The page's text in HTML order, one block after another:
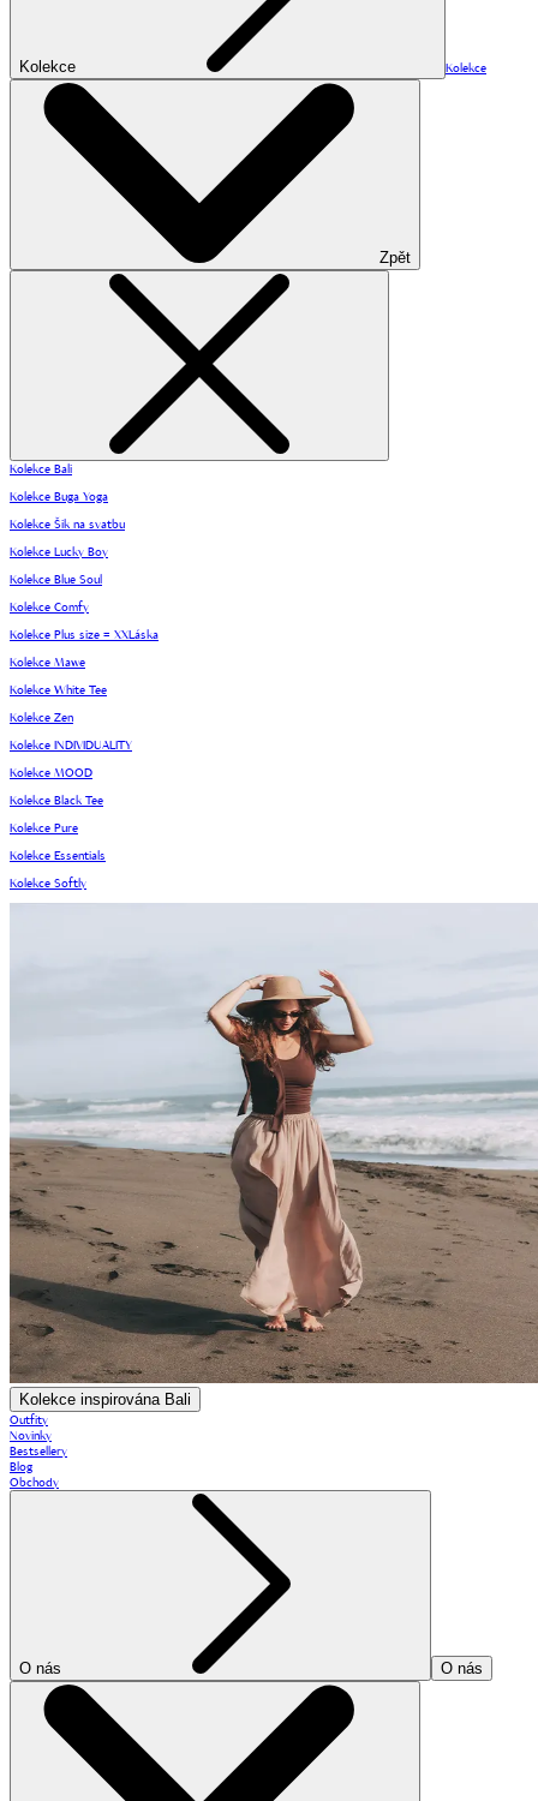
Kolekce Kolekce
Zpět
Kolekce Bali
Kolekce Buga Yoga
Kolekce Šik na svatbu
Kolekce Lucky Boy
Kolekce Blue Soul
Kolekce Comfy
Kolekce Plus size = XXLáska
Kolekce Mawe
Kolekce White Tee
Kolekce Zen
Kolekce INDIVIDUALITY
Kolekce MOOD
Kolekce Black Tee
Kolekce Pure
Kolekce Essentials
Kolekce Softly
Kolekce inspirována Bali
Outfity
Novinky
Bestsellery
Blog
Obchody
O nás O nás